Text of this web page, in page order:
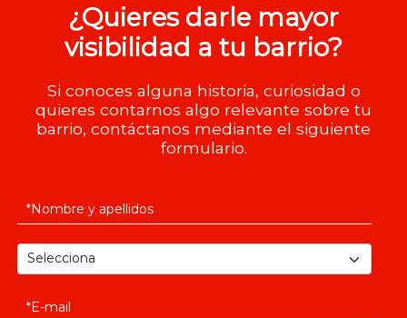
¿Quieres darle mayor
visibilidad a tu barrio?
Si conoces alguna historia, curiosidad o
quieres contarnos algo relevante sobre tu
barrio, contáctanos mediante el siguiente
formulario.